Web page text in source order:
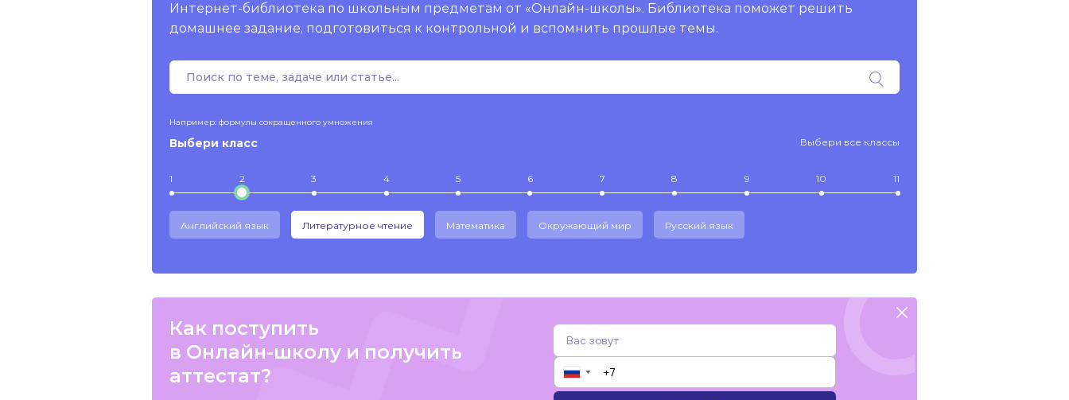
Интернет-библиотека по школьным предметам от «Онлайн-школы». Библиотека поможет решить
домашнее задание, подготовиться к контрольной и вспомнить прошлые темы.
Например: формулы сокращенного умножения
Выбери класс Выбери все классы
1 2 3 4 5 6 7 8 9 10 11
Английский язык Литературное чтение Математика Окружающий мир Русский язык
Как поступить
в Онлайн-школу и получить
аттестат?
▼